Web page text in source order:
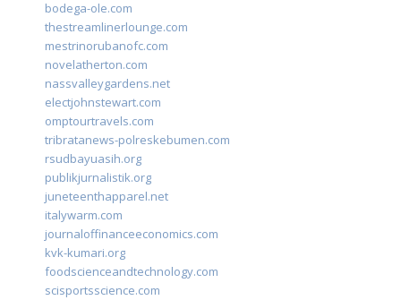
bodega-ole.com
thestreamlinerlounge.com
mestrinorubanofc.com
novelatherton.com
nassvalleygardens.net
electjohnstewart.com
omptourtravels.com
tribratanews-polreskebumen.com
rsudbayuasih.org
publikjurnalistik.org
juneteenthapparel.net
italywarm.com
journaloffinanceeconomics.com
kvk-kumari.org
foodscienceandtechnology.com
scisportsscience.com